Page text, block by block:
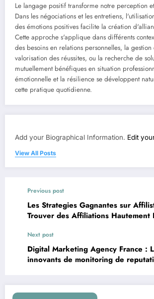
Le langage positif transforme notre perception
Dans les négociations et les entretiens,
des émotions positives facilite la création
Cette approche s'applique dans différents
des besoins en relations personnelles, la gestion
valorisation des réussites, ou la recherche de
mutuellement bénéfiques en situation
émotionnelle et la résilience se développent
cette pratique quotidienne.
Add your Biographical Information. Edit
View All Posts
Previous post
Les Strategies Gagnantes sur
Trouver des Affiliations Hautement
Next post
Digital Marketing Agency France :
innovants de monitoring de